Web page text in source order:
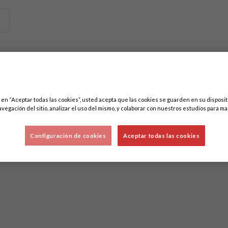
contenidos relacionados con esta. Mínimo tres caracteres.
“Aceptar todas las cookies”, usted acepta que las cookies se guarden en su
del sitio, analizar el uso del mismo, y colaborar con nuestros estudios para
Aceptar todas las cookies
Configuración de cookies